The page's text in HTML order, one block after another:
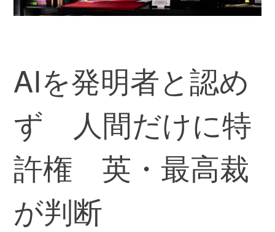
AIを発明者と認め
ず 人間だけに特
許権 英・最高裁
が判断